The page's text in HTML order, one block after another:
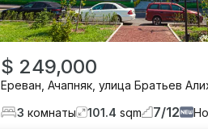
$ 249,000
Ереван Ачапняк, улица Братьев
3 комнаты 101.4 sqm 7/12